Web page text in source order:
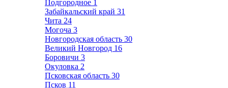
Подгородное 1
Забайкальский край 31
Чита 24
Могоча 3
Новгородская область 30
Великий Новгород 16
Боровичи 3
Окуловка 2
Псковская область 30
Псков 11